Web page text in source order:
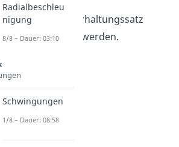
der Energieerhaltungssatz
angewendet werden.
Radialbeschleu
nigung
8/8 – Dauer: 03:10
Schwingungen
1/8 – Dauer: 08:58